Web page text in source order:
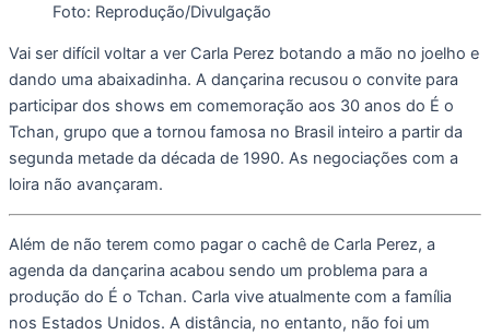
Foto: Reprodução/Divulgação
Vai ser difícil voltar a ver Carla Perez botando a mão no joelho e
dando uma abaixadinha. A dançarina recusou o convite para
participar dos shows em comemoração aos 30 anos do É o
Tchan, grupo que a tornou famosa no Brasil inteiro a partir da
segunda metade da década de 1990. As negociações com a
loira não avançaram.
Além de não terem como pagar o cachê de Carla Perez, a
agenda da dançarina acabou sendo um problema para a
produção do É o Tchan. Carla vive atualmente com a família
nos Estados Unidos. A distância, no entanto, não foi um